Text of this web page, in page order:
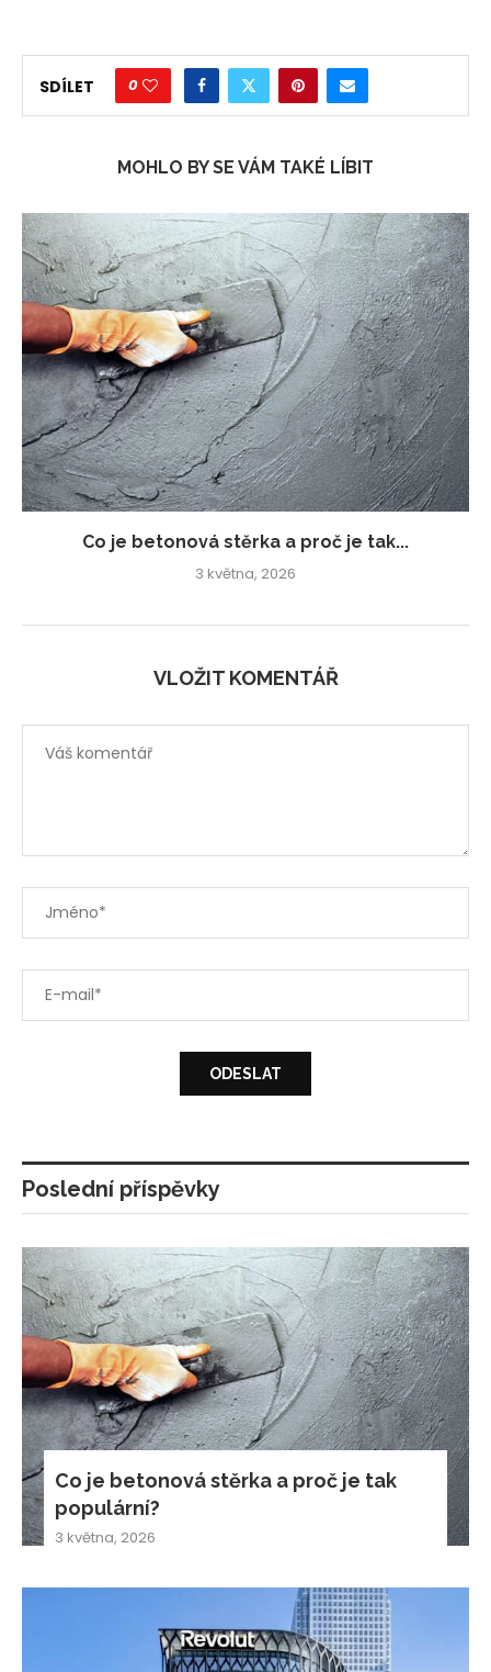
SDÍLET 0
MOHLO BY SE VÁM TAKÉ LÍBIT
Co je betonová stěrka a proč je tak...
3 května, 2026
VLOŽIT KOMENTÁŘ
Poslední příspěvky
Co je betonová stěrka a proč je tak
populární?
3 května, 2026